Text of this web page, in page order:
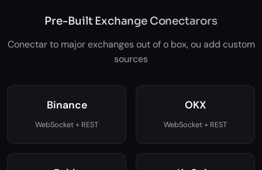
Pre-Built Exchange Conectarors
Conectar to major exchanges out of o box, ou add custom
sources
Binance
WebSocket + REST
OKX
WebSocket + REST